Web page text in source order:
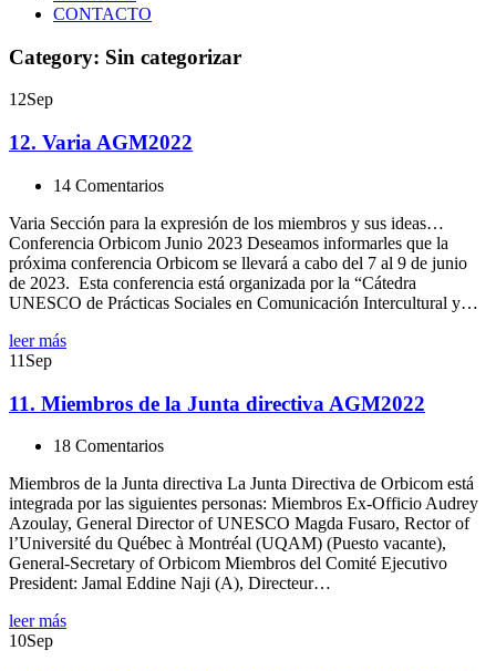
CONTACTO
Category: Sin categorizar
12Sep
12. Varia AGM2022
14 Comentarios
Varia Sección para la expresión de los miembros y sus ideas…
Conferencia Orbicom Junio 2023 Deseamos informarles que la
próxima conferencia Orbicom se llevará a cabo del 7 al 9 de junio
de 2023. Esta conferencia está organizada por la “Cátedra
UNESCO de Prácticas Sociales en Comunicación Intercultural y…
leer más
11 Sep
11. Miembros de la Junta directiva AGM2022
18 Comentarios
Miembros de la Junta directiva La Junta Directiva de Orbicom está
integrada por las siguientes personas: Miembros Ex-Officio Audrey
Azoulay, General Director of UNESCO Magda Fusaro, Rector of
l’Université du Québec à Montréal (UQAM) (Puesto vacante),
General-Secretary of Orbicom Miembros del Comité Ejecutivo
President: Jamal Eddine Naji (A), Directeur…
leer más
10Sep